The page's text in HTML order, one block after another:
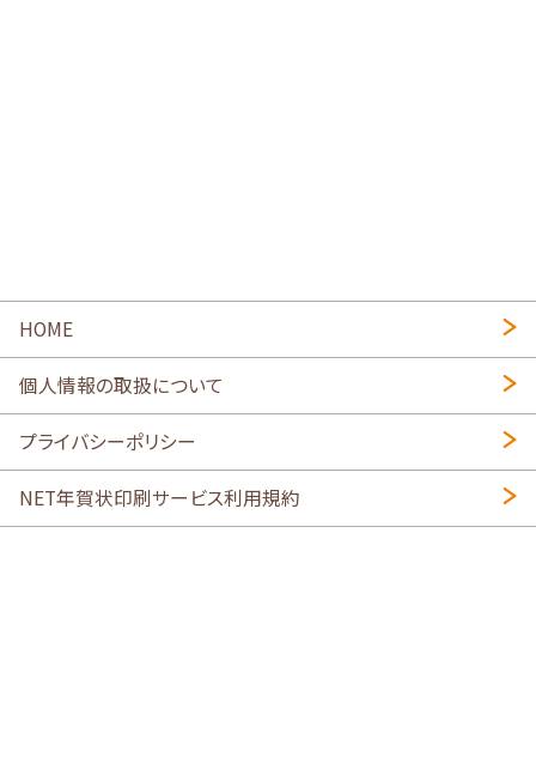
HOME
個人情報の取扱について
プライバシーポリシー
NET年賀状印刷サービス利用規約